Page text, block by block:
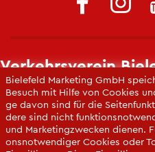
Bie­le­feld Mar­ke­ting GmbH
Be­such mit Hilfe von Coo­kies
ge davon sind für die
de­re sind nicht
und Mar­ke­ting­zwe­cken die­nen.
ons­not­wen­di­ger Coo­kies oder
Ver­kehrs­ver­ein
info@​ver​kehr​sver​ein-​
https://​